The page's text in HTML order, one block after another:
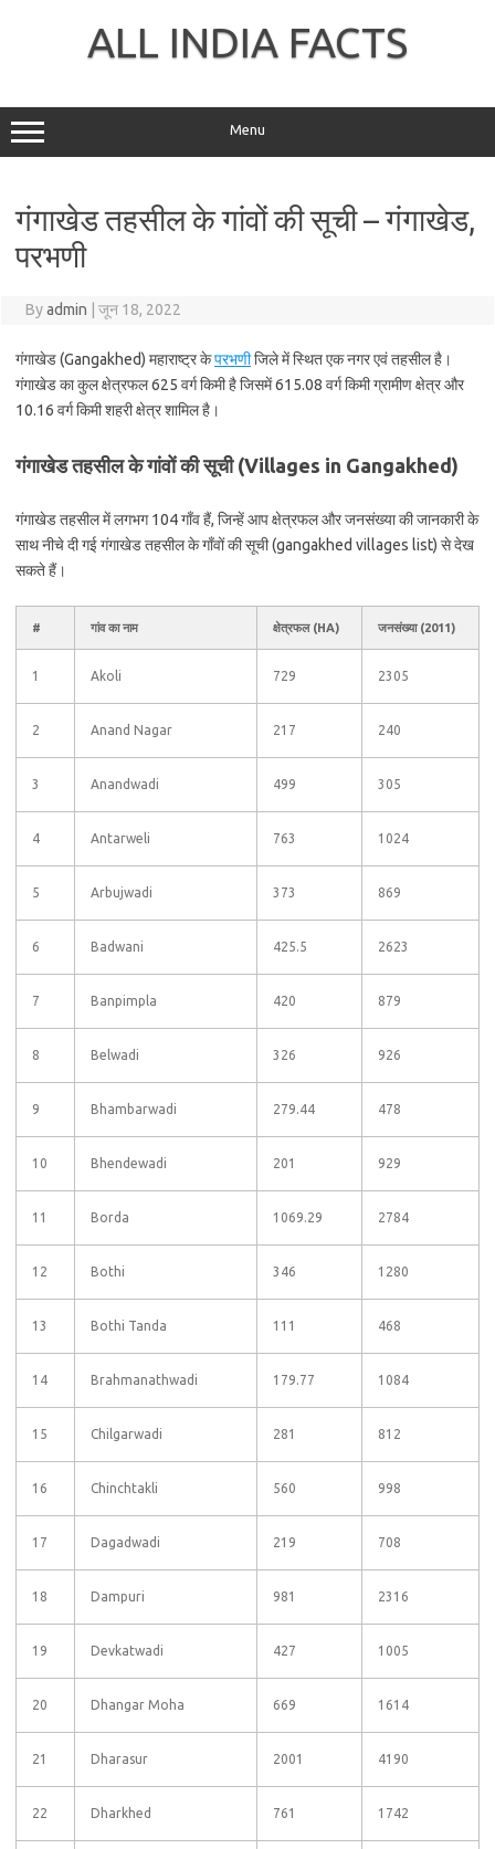
ALL INDIA FACTS
Menu
गंगाखेड तहसील के गांवों की सूची – गंगाखेड,
परभणी
Byadmin जून 18, 2022
गंगाखेड (Gangakhed) महाराष्ट्र केपरभणीजिले में स्थित एक नगर एवं तहसील है।
गंगाखेड का कुल क्षेत्रफल 625 वर्ग किमी है जिसमें 615.08 वर्ग किमी ग्रामीण क्षेत्र और
10.16 वर्ग किमी शहरी क्षेत्र शामिल है।
गंगाखेड तहसील के गांवों की सूची (Villages in Gangakhed)
गंगाखेड तहसील में लगभग 104 गाँव हैं, जिन्हें आप क्षेत्रफल और जनसंख्या की जानकारी के
साथ नीचे दी गई गंगाखेड तहसील के गाँवों की सूची (gangakhed villages list) से देख
सकते हैं।
# गांव का नाम क्षेत्रफल (HA) जनसंख्या (2011)
1 Akoli 729 2305
2 Anand Nagar 217 240
3 Anandwadi 499 305
4 Antarweli 763 1024
5 Arbujwadi 373 869
6 Badwani 425.5 2623
7 Banpimpla 420 879
8 Belwadi 326 926
9 Bhambarwadi 279.44 478
10 Bhendewadi 201 929
11 Borda 1069.29 2784
12 Bothi 346 1280
13 Bothi Tanda 111 468
14 Brahmanathwadi 179.77 1084
15 Chilgarwadi 281 812
16 Chinchtakli 560 998
17 Dagadwadi 219 708
18 Dampuri 981 2316
19 Devkatwadi 427 1005
20 Dhangar Moha 669 1614
21 Dharasur 2001 4190
22 Dharkhed 761 1742